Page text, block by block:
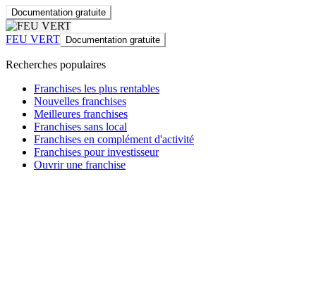
Documentation gratuite
FEU VERT Documentation gratuite
Recherches populaires
Franchises les plus rentables
Nouvelles franchises
Meilleures franchises
Franchises sans local
Franchises en complément d'activité
Franchises pour investisseur
Ouvrir une franchise